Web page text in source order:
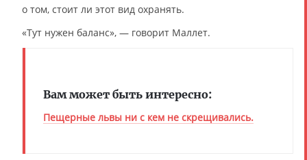
о том, стоит ли этот вид охранять.
«Тут нужен баланс», — говорит Маллет.
Вам может быть интересно:
Пещерные львы ни с кем не скрещивались.